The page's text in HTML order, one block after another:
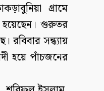
গ্রামে
হয়েছেন। গুরুতর
রবিবার সন্ধ্যায়
হয়ে পাঁচজনের